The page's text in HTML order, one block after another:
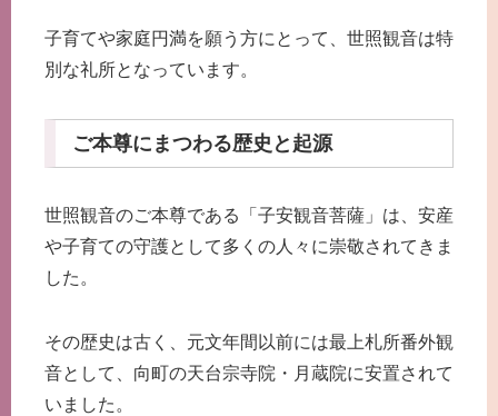
子育てや家庭円満を願う方にとって、世照観音は特
別な礼所となっています。
ご本尊にまつわる歴史と起源
世照観音のご本尊である「子安観音菩薩」は、安産
や子育ての守護として多くの人々に崇敬されてきま
した。
その歴史は古く、元文年間以前には最上札所番外観
音として、向町の天台宗寺院・月蔵院に安置されて
いました。